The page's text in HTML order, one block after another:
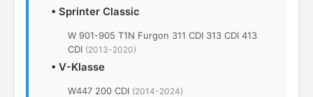
• Sprinter Classic
W 901-905 T1N Furgon 311 CDI 313 CDI 413
CDI (2013-2020)
• V-Klasse
W447 200 CDI (2014-2024)